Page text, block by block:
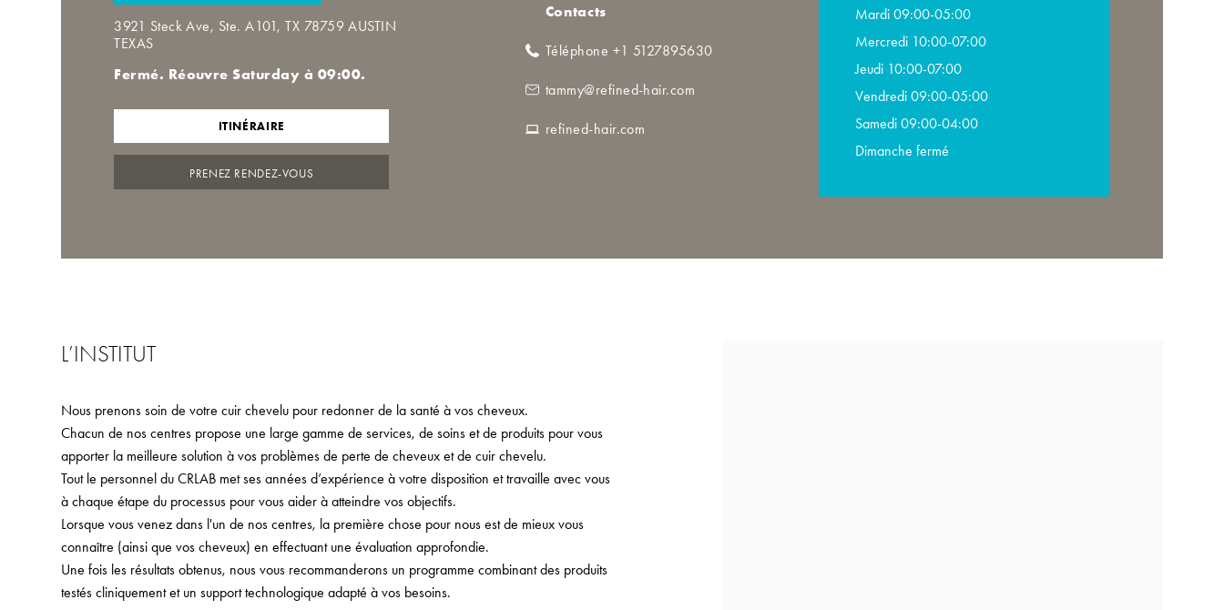
3921 Steck Ave, Ste. A101, TX 78759 AUSTIN
TEXAS
Fermé. Réouvre Saturday à 09:00.
ITINÉRAIRE
PRENEZ RENDEZ-VOUS
Contacts
Téléphone +1 5127895630
tammy@refined-hair.com
refined-hair.com
Mardi 09:00-05:00
Mercredi 10:00-07:00
Jeudi 10:00-07:00
Vendredi 09:00-05:00
Samedi 09:00-04:00
Dimanche fermé
L’INSTITUT
Nous prenons soin de votre cuir chevelu pour redonner de la santé à vos cheveux.
Chacun de nos centres propose une large gamme de services, de soins et de produits pour vous
apporter la meilleure solution à vos problèmes de perte de cheveux et de cuir chevelu.
Tout le personnel du CRLAB met ses années d’expérience à votre disposition et travaille avec vous
à chaque étape du processus pour vous aider à atteindre vos objectifs.
Lorsque vous venez dans l'un de nos centres, la première chose pour nous est de mieux vous
connaître (ainsi que vos cheveux) en effectuant une évaluation approfondie.
Une fois les résultats obtenus, nous vous recommanderons un programme combinant des produits
testés cliniquement et un support technologique adapté à vos besoins.